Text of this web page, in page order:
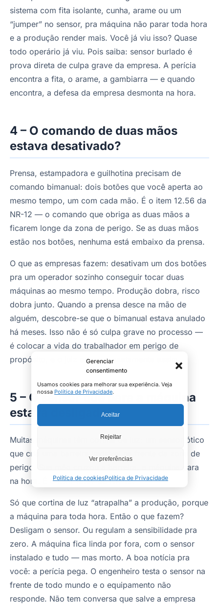
Gerenciar
consentimento
Usamos cookies para melhorar sua experiência. Veja
nossa Política de Privacidade.
Aceitar
Rejeitar
Ver preferências
Política de cookiesPolítica de Privacidade
sistema com fita isolante, cunha, arame ou um
“jumper” no sensor, pra máquina não parar toda hora
e a produção render mais. Você já viu isso? Quase
todo operário já viu. Pois saiba: sensor burlado é
prova direta de culpa grave da empresa. A perícia
encontra a fita, o arame, a gambiarra — e quando
encontra, a defesa da empresa desmonta na hora.
4 – O comando de duas mãos
estava desativado?
Prensa, estampadora e guilhotina precisam de
comando bimanual: dois botões que você aperta ao
mesmo tempo, um com cada mão. É o item 12.56 da
NR-12 — o comando que obriga as duas mãos a
ficarem longe da zona de perigo. Se as duas mãos
estão nos botões, nenhuma está embaixo da prensa.
O que as empresas fazem: desativam um dos botões
pra um operador sozinho conseguir tocar duas
máquinas ao mesmo tempo. Produção dobra, risco
dobra junto. Quando a prensa desce na mão de
alguém, descobre-se que o bimanual estava anulado
há meses. Isso não é só culpa grave no processo —
é colocar a vida do trabalhador em perigo de
propósito, e o juiz enxerga exatamente assim.
5 – O sensor que para a máquina
estava desligado?
Muitas máquinas têm cortina de luz: um sensor ótico
que cria uma barreira invisível na frente da zona de
perigo. Sua mão cruzou a barreira, a máquina para
na hora. É o item 12.57 da NR-12.
Só que cortina de luz “atrapalha” a produção, porque
a máquina para toda hora. Então o que fazem?
Desligam o sensor. Ou regulam a sensibilidade pra
zero. A máquina fica linda por fora, com o sensor
instalado e tudo — mas morto. A boa notícia pra
você: a perícia pega. O engenheiro testa o sensor na
frente de todo mundo e o equipamento não
responde. Não tem conversa que salve a empresa